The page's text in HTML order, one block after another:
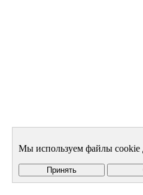
Мы используем файлы cookie
Принять